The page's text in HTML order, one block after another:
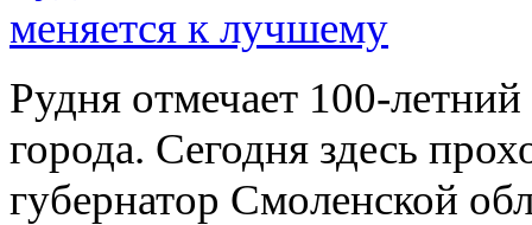
меняется к лучшему
Рудня отмечает 100-
города. Сегодня здесь
губернатор Смоленской